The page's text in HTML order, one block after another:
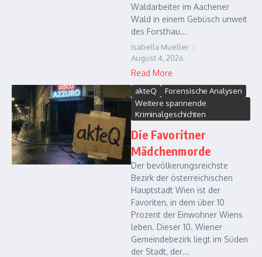
Waldarbeiter im Aachener
Wald in einem Gebüsch unweit
des Forsthau...
Isabella Mueller
August 4, 2026
Read More
akteQ
Forensische Analysen
Weitere spannende
Kriminalgeschichten
Die Favoritner
Mädchenmorde
Der bevölkerungsreichste
Bezirk der österreichischen
Hauptstadt Wien ist der
Favoriten, in dem über 10
Prozent der Einwohner Wiens
leben. Dieser 10. Wiener
Gemeindebezirk liegt im Süden
der Stadt, der...